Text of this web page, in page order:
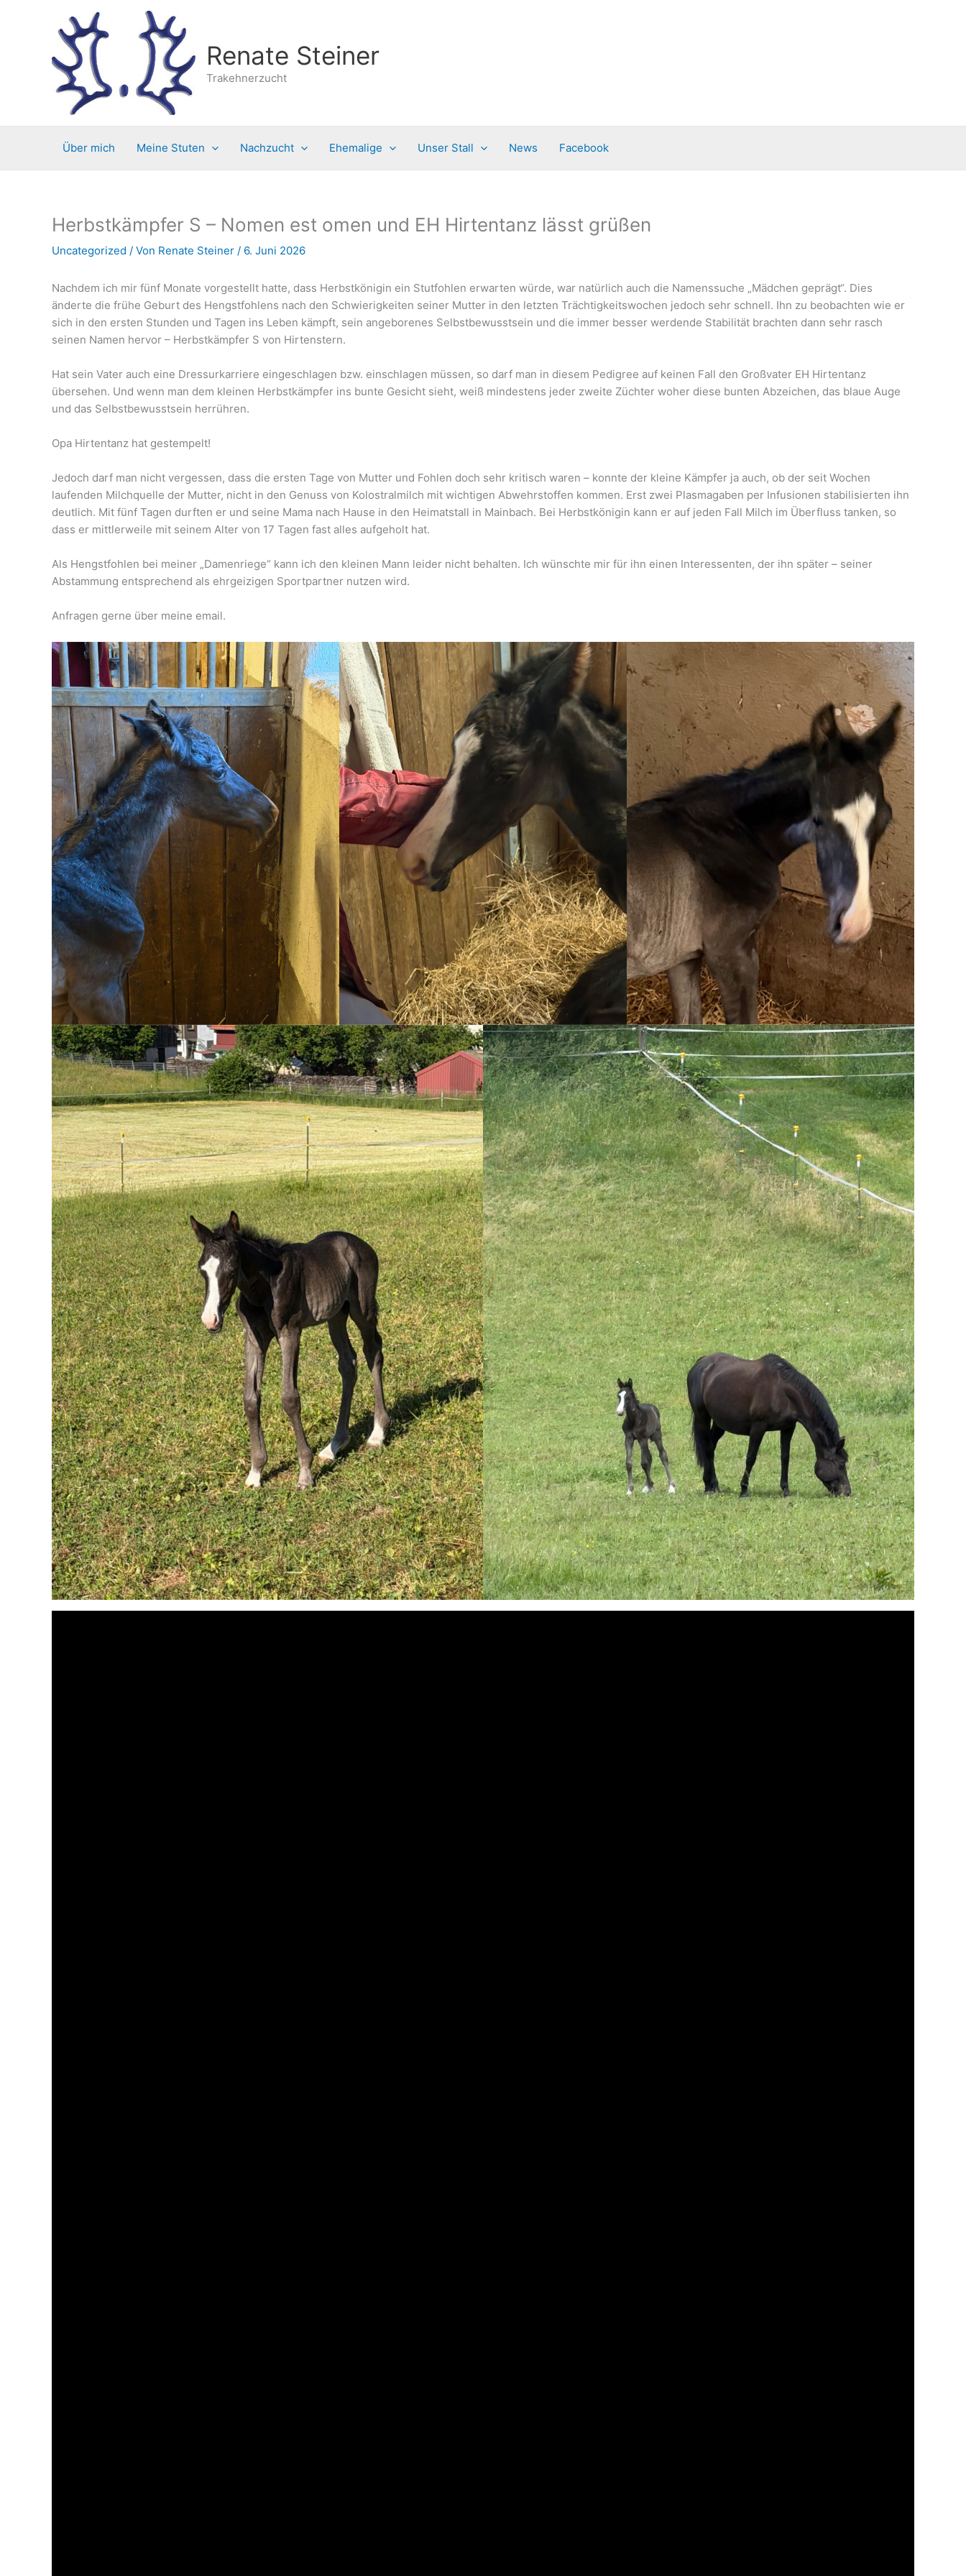
Renate Steiner
Trakehnerzucht
Über mich Meine Stuten Nachzucht Ehemalige Unser Stall News Facebook
Herbstkämpfer S – Nomen est omen und EH Hirtentanz lässt grüßen
Uncategorized / Von Renate Steiner / 6. Juni 2026
Nachdem ich mir fünf Monate vorgestellt hatte, dass Herbstkönigin ein Stutfohlen erwarten würde, war natürlich auch die Namenssuche „Mädchen geprägt“. Dies
änderte die frühe Geburt des Hengstfohlens nach den Schwierigkeiten seiner Mutter in den letzten Trächtigkeitswochen jedoch sehr schnell. Ihn zu beobachten wie er
sich in den ersten Stunden und Tagen ins Leben kämpft, sein angeborenes Selbstbewusstsein und die immer besser werdende Stabilität brachten dann sehr rasch
seinen Namen hervor – Herbstkämpfer S von Hirtenstern.
Hat sein Vater auch eine Dressurkarriere eingeschlagen bzw. einschlagen müssen, so darf man in diesem Pedigree auf keinen Fall den Großvater EH Hirtentanz
übersehen. Und wenn man dem kleinen Herbstkämpfer ins bunte Gesicht sieht, weiß mindestens jeder zweite Züchter woher diese bunten Abzeichen, das blaue Auge
und das Selbstbewusstsein herrühren.
Opa Hirtentanz hat gestempelt!
Jedoch darf man nicht vergessen, dass die ersten Tage von Mutter und Fohlen doch sehr kritisch waren – konnte der kleine Kämpfer ja auch, ob der seit Wochen
laufenden Milchquelle der Mutter, nicht in den Genuss von Kolostralmilch mit wichtigen Abwehrstoffen kommen. Erst zwei Plasmagaben per Infusionen stabilisierten ihn
deutlich. Mit fünf Tagen durften er und seine Mama nach Hause in den Heimatstall in Mainbach. Bei Herbstkönigin kann er auf jeden Fall Milch im Überfluss tanken, so
dass er mittlerweile mit seinem Alter von 17 Tagen fast alles aufgeholt hat.
Als Hengstfohlen bei meiner „Damenriege“ kann ich den kleinen Mann leider nicht behalten. Ich wünschte mir für ihn einen Interessenten, der ihn später – seiner
Abstammung entsprechend als ehrgeizigen Sportpartner nutzen wird.
Anfragen gerne über meine email.